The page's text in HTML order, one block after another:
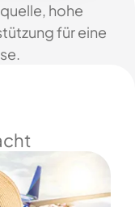
hohe
für eine